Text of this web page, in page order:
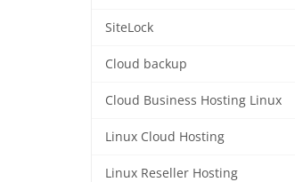
SiteLock
Cloud backup
Cloud Business Hosting Linux
Linux Cloud Hosting
Linux Reseller Hosting